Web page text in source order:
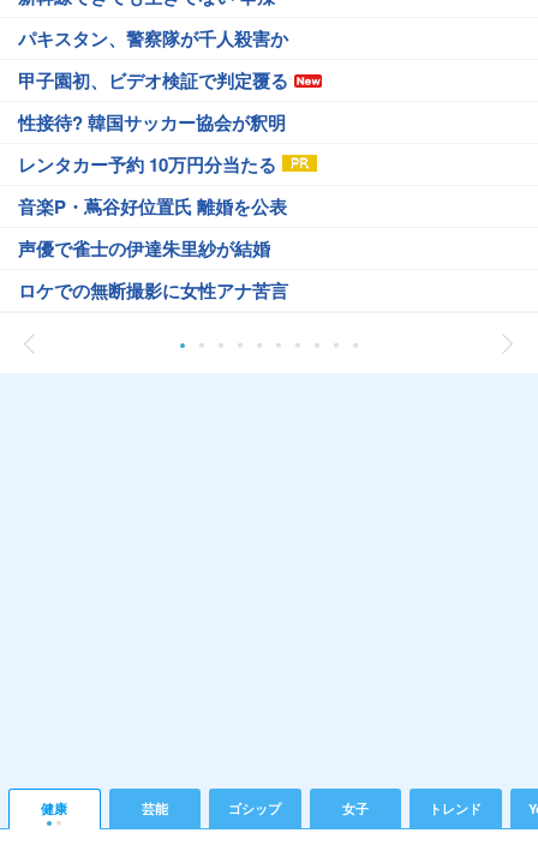
パキスタン、警察隊が千人殺害か
甲子園初、ビデオ検証で判定覆る
性接待? 韓国サッカー協会が釈明
レンタカー予約 10万円分当たる
音楽P・蔦谷好位置氏 離婚を公表
声優で雀士の伊達朱里紗が結婚
ロケでの無断撮影に女性アナ苦言
健康 芸能 ゴシップ 女子 トレンド